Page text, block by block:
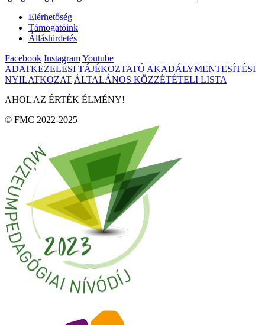
Elérhetőség
Támogatóink
Álláshirdetés
Facebook InstagramYoutube
ADATKEZELÉSI TÁJÉKOZTATÓ AKADÁLYMENTESÍTÉSI
NYILATKOZAT ÁLTALÁNOS KÖZZÉTÉTELI LISTA
AHOL AZ ÉRTÉK ÉLMÉNY!
© FMC 2022-2025